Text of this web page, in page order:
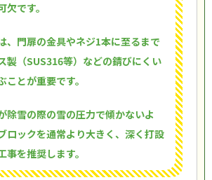
欠です。
、門扉の金具やネジ1本に至るまで
製（SUS316等）などの錆びにくい
ことが重要です。
除雪の際の雪の圧力で傾かないよ
ロックを通常より大きく、深く打設
事を推奨します。